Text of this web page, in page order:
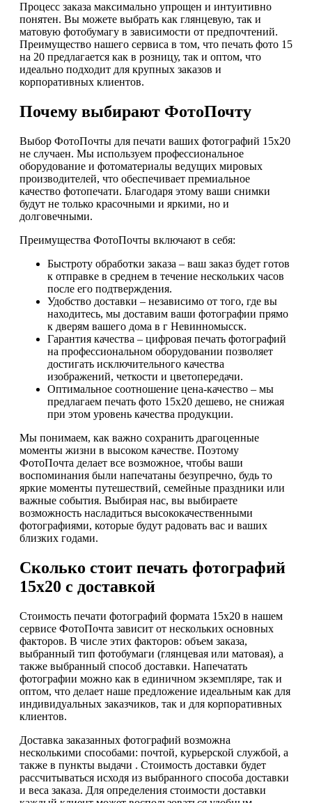
Процесс заказа максимально упрощен и интуитивно
понятен. Вы можете выбрать как глянцевую, так и
матовую фотобумагу в зависимости от предпочтений.
Преимущество нашего сервиса в том, что печать фото 15
на 20 предлагается как в розницу, так и оптом, что
идеально подходит для крупных заказов и
корпоративных клиентов.
Почему выбирают ФотоПочту
Выбор ФотоПочты для печати ваших фотографий 15х20
не случаен. Мы используем профессиональное
оборудование и фотоматериалы ведущих мировых
производителей, что обеспечивает премиальное
качество фотопечати. Благодаря этому ваши снимки
будут не только красочными и яркими, но и
долговечными.
Преимущества ФотоПочты включают в себя:
Быстроту обработки заказа – ваш заказ будет готов
к отправке в среднем в течение нескольких часов
после его подтверждения.
Удобство доставки – независимо от того, где вы
находитесь, мы доставим ваши фотографии прямо
к дверям вашего дома в г Невинномысск.
Гарантия качества – цифровая печать фотографий
на профессиональном оборудовании позволяет
достигать исключительного качества
изображений, четкости и цветопередачи.
Оптимальное соотношение цена-качество – мы
предлагаем печать фото 15х20 дешево, не снижая
при этом уровень качества продукции.
Мы понимаем, как важно сохранить драгоценные
моменты жизни в высоком качестве. Поэтому
ФотоПочта делает все возможное, чтобы ваши
воспоминания были напечатаны безупречно, будь то
яркие моменты путешествий, семейные праздники или
важные события. Выбирая нас, вы выбираете
возможность насладиться высококачественными
фотографиями, которые будут радовать вас и ваших
близких годами.
Сколько стоит печать фотографий
15х20 с доставкой
Стоимость печати фотографий формата 15х20 в нашем
сервисе ФотоПочта зависит от нескольких основных
факторов. В числе этих факторов: объем заказа,
выбранный тип фотобумаги (глянцевая или матовая), а
также выбранный способ доставки. Напечатать
фотографии можно как в единичном экземпляре, так и
оптом, что делает наше предложение идеальным как для
индивидуальных заказчиков, так и для корпоративных
клиентов.
Доставка заказанных фотографий возможна
несколькими способами: почтой, курьерской службой, а
также в пункты выдачи . Стоимость доставки будет
рассчитываться исходя из выбранного способа доставки
и веса заказа. Для определения стоимости доставки